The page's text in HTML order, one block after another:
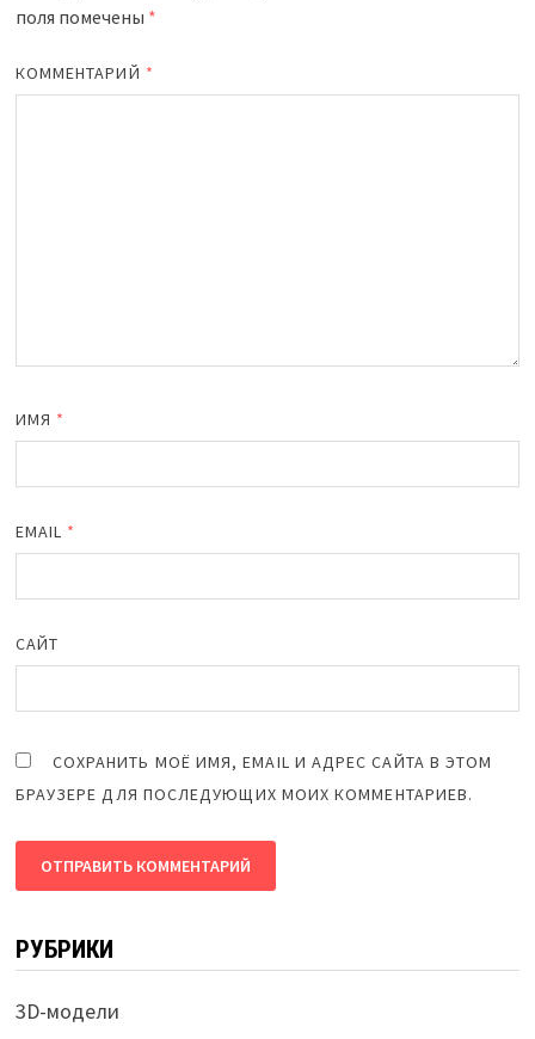
поля помечены *
КОММЕНТАРИЙ *
ИМЯ *
EMAIL *
САЙТ
СОХРАНИТЬ МОЁ ИМЯ, EMAIL И АДРЕС САЙТА В ЭТОМ
БРАУЗЕРЕ ДЛЯ ПОСЛЕДУЮЩИХ МОИХ КОММЕНТАРИЕВ.
РУБРИКИ
3D-модели